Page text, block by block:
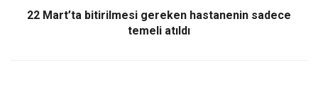
22 Mart’ta bitirilmesi gereken hastanenin sadece
temeli atıldı